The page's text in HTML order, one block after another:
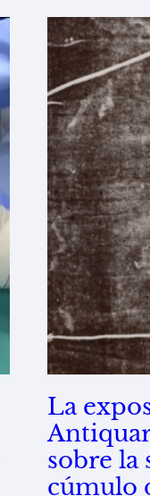
La
sobre la
cúmulo